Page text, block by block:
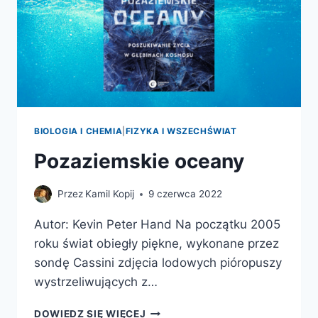
BIOLOGIA I CHEMIA FIZYKA I WSZECHŚWIAT
Pozaziemskie oceany
Przez Kamil Kopij 9 czerwca 2022
Autor: Kevin Peter Hand Na początku 2005
roku świat obiegły piękne, wykonane przez
sondę Cassini zdjęcia lodowych pióropuszy
wystrzeliwujących z…
DOWIEDZ SIĘ WIĘCEJ POZAZIEMSKIE